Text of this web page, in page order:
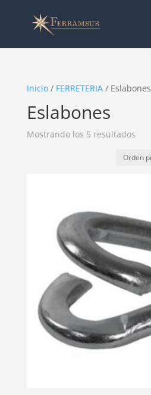
Inicio/ FERRETERIA/ Eslabones
Eslabones
Mostrando los 5 resultados